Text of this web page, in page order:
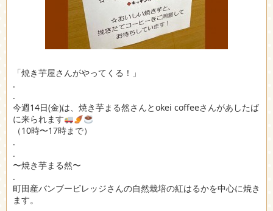
「焼き芋屋さんがやってくる！」
.
.
今週14日(金)は、焼き芋まる然さんとokei coffeeさんがあしたば
に来られます
（10時〜17時まで）
.
.
〜焼き芋まる然〜
.
町田産バンブービレッジさんの自然栽培の紅はるかを中心に焼き
ます。